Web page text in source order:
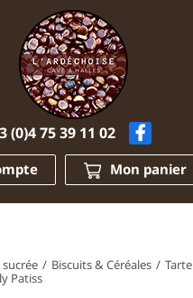
(0)4 75 39 11 02
Mon panier
sucrée / Biscuits & Céréales /
Patiss